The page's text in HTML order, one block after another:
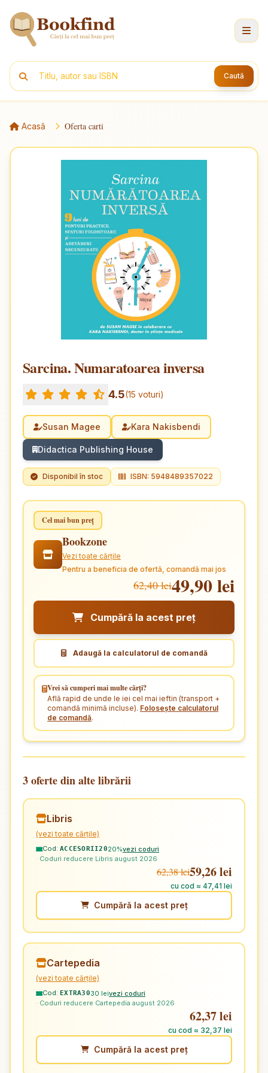
Caută
Acasă Oferta carti
Sarcina. Numaratoarea inversa
4.5(15 voturi)
Susan Magee Kara Nakisbendi
Didactica Publishing House
Disponibil în stoc ISBN: 5948489357022
Cel mai bun preț
Bookzone
Vezi toate cărțile
Pentru a beneficia de ofertă, comandă mai jos
62,40 lei49,90 lei
Cumpără la acest preț
Adaugă la calculatorul de comandă
Vrei să cumperi mai multe cărți?
Află rapid de unde le iei cel mai ieftin (transport +
comandă minimă incluse). Folosește calculatorul
de comandă.
3 oferte din alte librării
Libris
(vezi toate cărțile)
Cod: ACCESORII2020%vezi coduri
· Coduri reducere Libris august 2026
62,38 lei59,26 lei
cu cod ≈ 47,41 lei
Cumpără la acest preț
Cartepedia
(vezi toate cărțile)
Cod: EXTRA3030 leivezi coduri
· Coduri reducere Cartepedia august 2026
62,37 lei
cu cod ≈ 32,37 lei
Cumpără la acest preț